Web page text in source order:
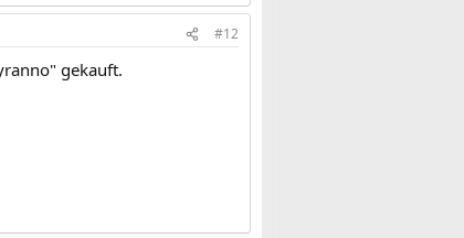
#12
gekauft.